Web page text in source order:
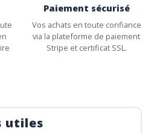
Paiement sécurisé
Vos achats en toute confiance
via la plateforme de paiement
Stripe et certificat SSL.
utiles